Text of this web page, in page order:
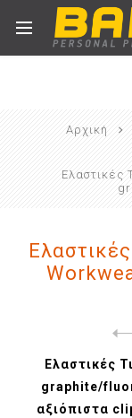
Αρχική
Ελαστικές
Ελαστικές
graphite/
αξιόπιστα